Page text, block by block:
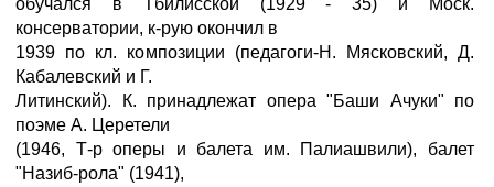
обучался в Тбилисской (1929 - 35) и Моск.
консерватории, к-рую окончил в
1939 по кл. композиции (педагоги-Н. Мясковский, Д.
Кабалевский и Г.
Литинский). К. принадлежат опера "Баши Ачуки" по
поэме А. Церетели
(1946, Т-р оперы и балета им. Палиашвили), балет
"Назиб-рола" (1941),